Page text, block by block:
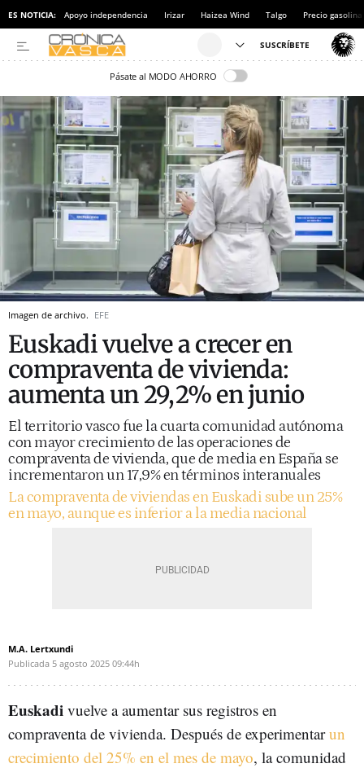
ES NOTICIA: Apoyo independencia Irizar Haizea Wind Talgo Precio gasolina
Pásate al MODO AHORRO
Imagen de archivo. EFE
Euskadi vuelve a crecer en
compraventa de vivienda:
aumenta un 29,2% en junio
El territorio vasco fue la cuarta comunidad autónoma
con mayor crecimiento de las operaciones de
compraventa de vivienda, que de media en España se
incrementaron un 17,9% en términos interanuales
La compraventa de viviendas en Euskadi sube un 25%
en mayo, aunque es inferior a la media nacional
M.A. Lertxundi
Publicada 5 agosto 2025 09:44h
Euskadi vuelve a aumentar sus registros en
compraventa de vivienda. Después de experimentarun
crecimiento del 25% en el mes de mayo, la comunidad